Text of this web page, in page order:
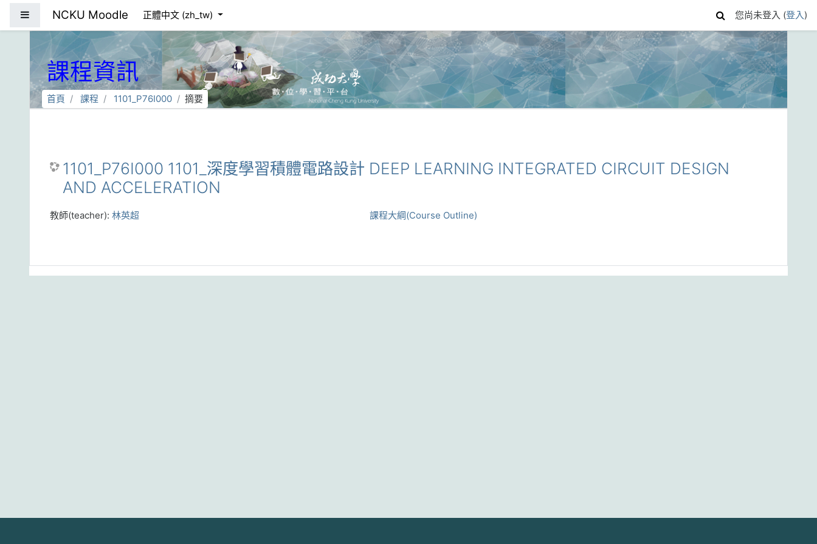
NCKU Moodle 正體中文 ‎(zh_tw)‎ 您尚未登入 (登入)
課程資訊
首頁 課程 1101_P76I000 摘要
1101_P76I000 1101_深度學習積體電路設計 DEEP LEARNING INTEGRATED CIRCUIT DESIGN
AND ACCELERATION
課程大綱(Course Outline)
教師(teacher): 林英超